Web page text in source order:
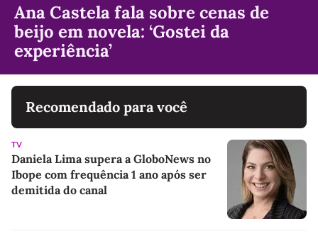
Ana Castela fala sobre cenas de
beijo em novela: ‘Gostei da
experiência’
Recomendado para você
TV
Daniela Lima supera a GloboNews no
Ibope com frequência 1 ano após ser
demitida do canal